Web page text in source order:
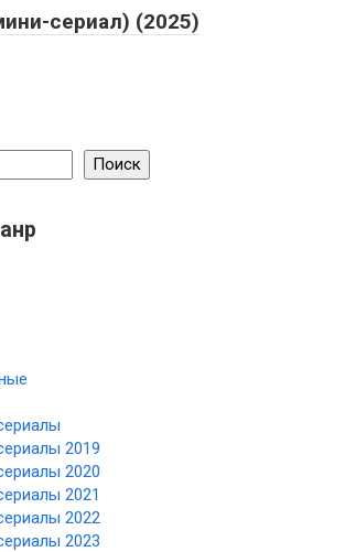
сериал) (2025)
Поиск
2019
2020
2021
2022
2023